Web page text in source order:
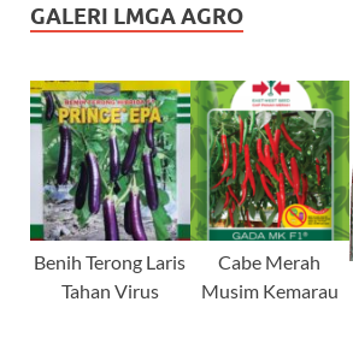
GALERI LMGA AGRO
Benih Terong Laris
Tahan Virus
Cabe Merah
Musim Kemarau